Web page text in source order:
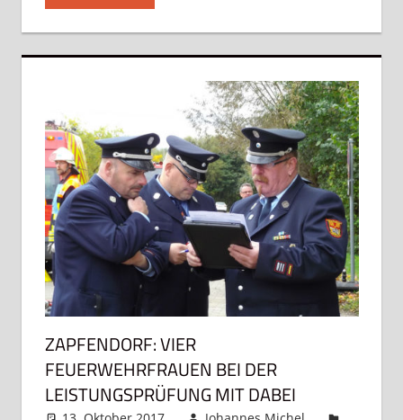
ZAPFENDORF: VIER
FEUERWEHRFRAUEN BEI DER
LEISTUNGSPRÜFUNG MIT DABEI